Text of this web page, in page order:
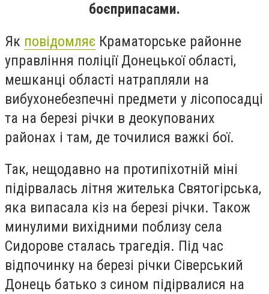
боєприпасами.
Як повідомляє Краматорське районне
управління поліції Донецької області,
мешканці області натрапляли на
вибухонебезпечні предмети у лісопосадці
та на березі річки в деокупованих
районах і там, де точилися важкі бої.
Так, нещодавно на протипіхотній міні
підірвалась літня жителька Святогірська,
яка випасала кіз на березі річки. Також
минулими вихідними поблизу села
Сидорове сталась трагедія. Під час
відпочинку на березі річки Сіверський
Донець батько з сином підірвалися на